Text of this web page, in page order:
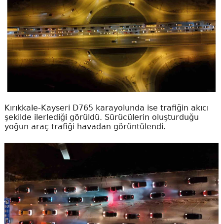
Kırıkkale-Kayseri D765 karayolunda ise trafiğin akıcı
şekilde ilerlediği görüldü. Sürücülerin oluşturduğu
yoğun araç trafiği havadan görüntülendi.